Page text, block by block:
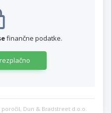
finančne podatke.
Dun & Bradstreet d.o.o.